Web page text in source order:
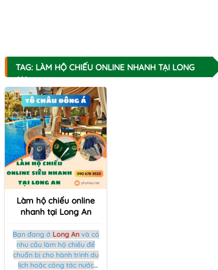
TAG: LÀM HỘ CHIẾU ONLINE NHANH TẠI LONG
AN
Làm hộ chiếu online
nhanh tại Long An
Bạn đang ở Long An và có
nhu cầu làm hộ chiếu để
chuẩn bị cho hành trình du
lịch hoặc công tác nước